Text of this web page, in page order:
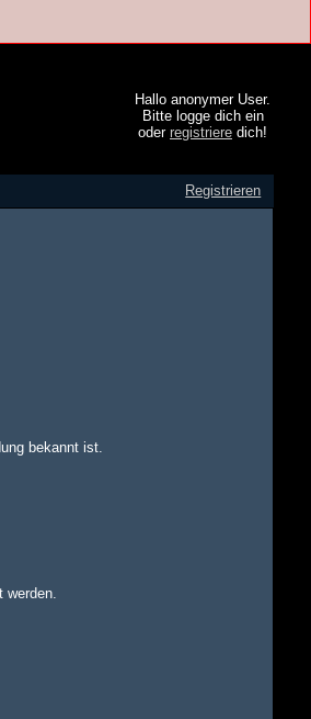
Hallo anonymer User.
Bitte logge dich ein
oder registriere dich!
Registrieren
bekannt ist.
werden.